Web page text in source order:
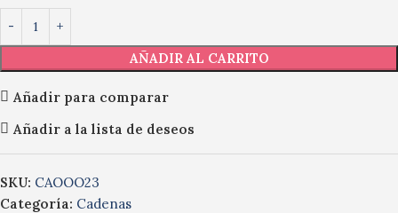
AÑADIR AL CARRITO
Añadir para comparar
Añadir a la lista de deseos
SKU: CAOOO23
Categoría: Cadenas